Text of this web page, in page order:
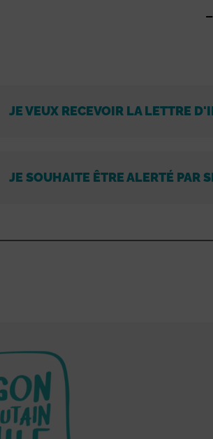
JE VEUX RECEVOIR LA LETTRE
JE SOUHAITE ÊTRE ALERTÉ PAR